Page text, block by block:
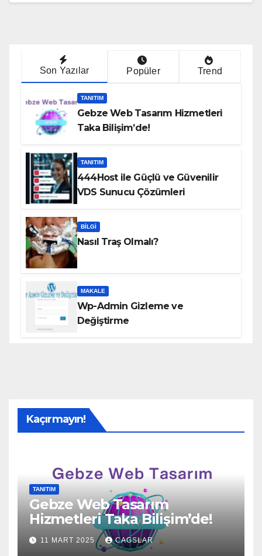
Son Yazılar Popüler Trend
TANITIM
Gebze Web Tasarım Hizmetleri
Taka Bilişim’de!
TANITIM
444Host ile Güçlü ve Güvenilir
VDS Sunucu Çözümleri
BILGI
Nasıl Traş Olmalı?
MAKALE
Wp-Admin Gizleme ve
Değiştirme
Kaçırmayın!
TANITIM
Gebze Web Tasarım
Hizmetleri Taka Bilişim’de!
11 MART 2025 CAGSLAR